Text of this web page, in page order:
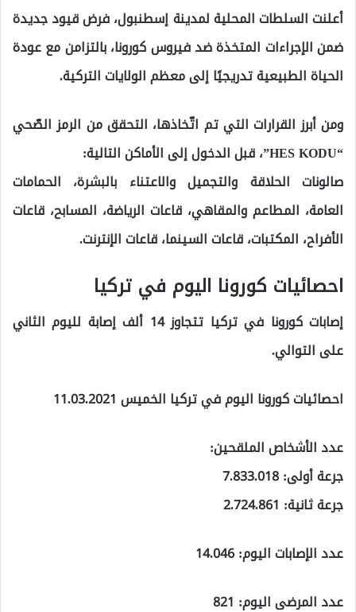
أعلنت السلطات المحلية لمدينة إسطنبول، فرض قيود جديدة
ضمن الإجراءات المتخذة ضد فيروس كورونا، بالتزامن مع عودة
الحياة الطبيعية تدريجيًا إلى معظم الولايات التركية.
ومن أبرز القرارات التي تم اتّخاذها، التحقق من الرمز الصّحي
“HES KODU”، قبل الدخول إلى الأماكن التالية:
صالونات الحلاقة والتجميل والاعتناء بالبشرة، الحمامات
العامة، المطاعم والمقاهي، قاعات الرياضة، المسابح، قاعات
الأفراح، المكتبات، قاعات السينما، قاعات الإنترنت.
احصائيات كورونا اليوم في تركيا
إصابات كورونا في تركيا تتجاوز 14 ألف إصابة لليوم الثاني
على التوالي.
احصائيات كورونا اليوم في تركيا الخميس 11.03.2021
عدد الأشخاص الملقحين:
جرعة أولى: 7.833.018
جرعة ثانية: 2.724.861
عدد الإصابات اليوم: 14.046
عدد المرضى اليوم: 821